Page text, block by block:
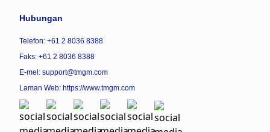
Hubungan
Telefon: +61 2 8036 8388
Faks: +61 2 8036 8388
E-mel: support@tmgm.com
Laman Web: https://www.tmgm.com